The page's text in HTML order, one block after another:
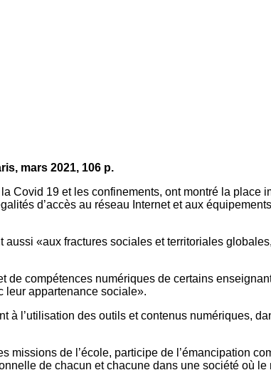
mars 2021, 106 p.
Covid 19 et les confinements, ont montré la place
d’accès au réseau Internet et aux
«aux fractures sociales et territoriales
compétences numériques de certains
leur appartenance sociale».
l’utilisation des outils et contenus numériques,
de l’école, participe de l’émancipation
de chacun et chacune dans une société où